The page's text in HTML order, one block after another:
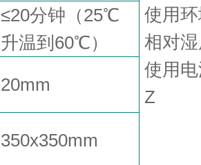
使用
相对
使用
Z
≤20分钟（25℃
升温到 60℃）
20mm
350x350mm